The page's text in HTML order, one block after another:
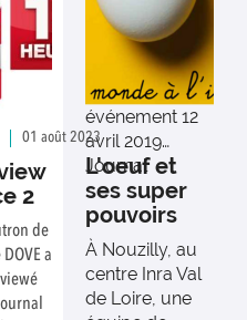
: C. REYNAUD
01 août 2023 Rédaction : C.
2
de
a
événement 12
avril 2019
Journal
L'oeuf et
ses super
pouvoirs
À Nouzilly, au
centre Inra Val
de Loire, une